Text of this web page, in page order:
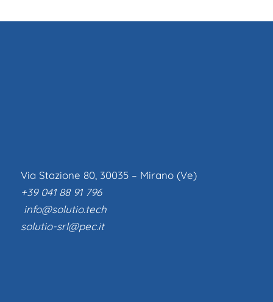
Via Stazione 80, 30035 – Mirano (Ve)
+39 041 88 91 796
info@solutio.tech
solutio-srl@pec.it